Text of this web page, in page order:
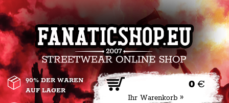
0 €
Ihr Warenkorb »
90% DER WAREN
AUF LAGER